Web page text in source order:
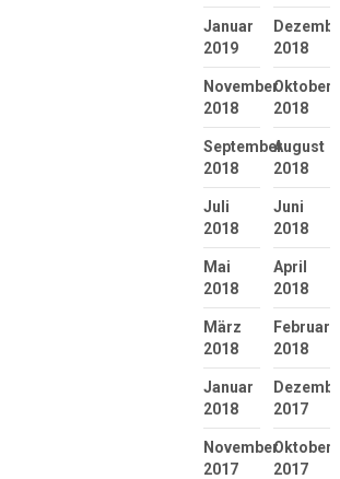
Januar
2019
2018
November
2018
Oktober
2018
September
2018
August
2018
Juli
2018
Juni
2018
Mai
2018
April
2018
März
2018
Februar
2018
Januar
2018
2017
November
2017
Oktober
2017